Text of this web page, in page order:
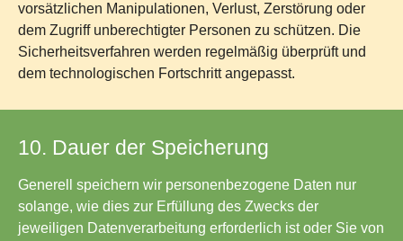
vorsätzlichen Manipulationen, Verlust, Zerstörung oder
dem Zugriff unberechtigter Personen zu schützen. Die
Sicherheitsverfahren werden regelmäßig überprüft und
dem technologischen Fortschritt angepasst.
10. Dauer der Speicherung
Generell speichern wir personenbezogene Daten nur
solange, wie dies zur Erfüllung des Zwecks der
jeweiligen Datenverarbeitung erforderlich ist oder Sie von